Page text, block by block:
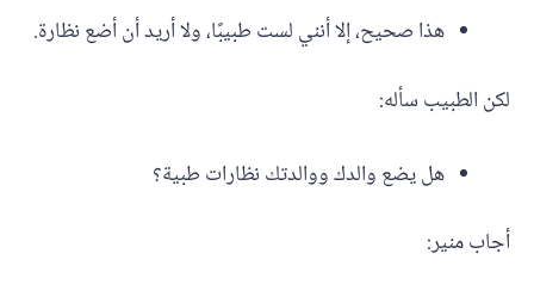
هذا صحيح، إلا أنني لست طبيبًا، ولا أريد أن أضع نظارة.
لكن الطبيب سأله:
هل يضع والدك ووالدتك نظارات طبية؟
أجاب منير: